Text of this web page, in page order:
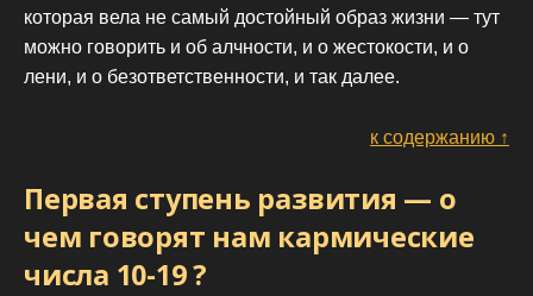
которая вела не самый достойный образ жизни — тут
можно говорить и об алчности, и о жестокости, и о
лени, и о безответственности, и так далее.
к содержанию ↑
Первая ступень развития — о
чем говорят нам кармические
числа 10-19 ?